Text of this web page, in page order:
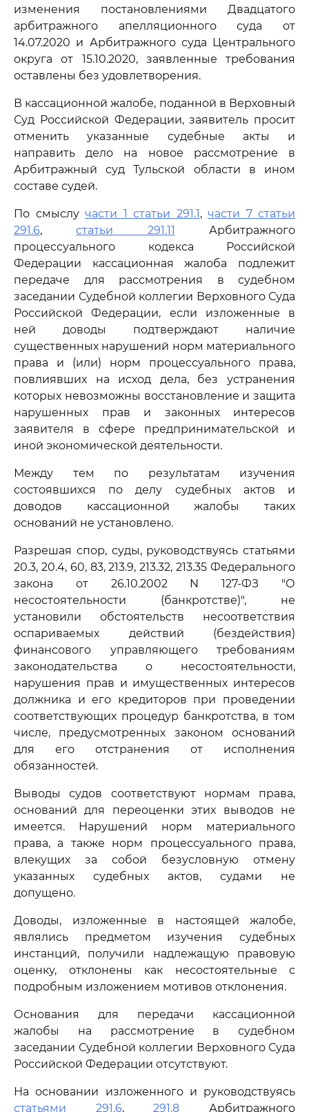
изменения постановлениями Двадцатого
арбитражного апелляционного суда от
14.07.2020 и Арбитражного суда Центрального
округа от 15.10.2020, заявленные требования
оставлены без удовлетворения.
В кассационной жалобе, поданной в Верховный
Суд Российской Федерации, заявитель просит
отменить указанные судебные акты и
направить дело на новое рассмотрение в
Арбитражный суд Тульской области в ином
составе судей.
По смыслу части 1 статьи 291.1, части 7 статьи
291.6,статьи 291.11 Арбитражного
процессуального кодекса Российской
Федерации кассационная жалоба подлежит
передаче для рассмотрения в судебном
заседании Судебной коллегии Верховного Суда
Российской Федерации, если изложенные в
ней доводы подтверждают наличие
существенных нарушений норм материального
права и (или) норм процессуального права,
повлиявших на исход дела, без устранения
которых невозможны восстановление и защита
нарушенных прав и законных интересов
заявителя в сфере предпринимательской и
иной экономической деятельности.
Между тем по результатам изучения
состоявшихся по делу судебных актов и
доводов кассационной жалобы таких
оснований не установлено.
Разрешая спор, суды, руководствуясь статьями
20.3, 20.4, 60, 83, 213.9, 213.32, 213.35 Федерального
закона от 26.10.2002 N 127-ФЗ "О
несостоятельности (банкротстве)", не
установили обстоятельств несоответствия
оспариваемых действий (бездействия)
финансового управляющего требованиям
законодательства о несостоятельности,
нарушения прав и имущественных интересов
должника и его кредиторов при проведении
соответствующих процедур банкротства, в том
числе, предусмотренных законом оснований
для его отстранения от исполнения
обязанностей.
Выводы судов соответствуют нормам права,
оснований для переоценки этих выводов не
имеется. Нарушений норм материального
права, а также норм процессуального права,
влекущих за собой безусловную отмену
указанных судебных актов, судами не
допущено.
Доводы, изложенные в настоящей жалобе,
являлись предметом изучения судебных
инстанций, получили надлежащую правовую
оценку, отклонены как несостоятельные с
подробным изложением мотивов отклонения.
Основания для передачи кассационной
жалобы на рассмотрение в судебном
заседании Судебной коллегии Верховного Суда
Российской Федерации отсутствуют.
На основании изложенного и руководствуясь
статьями 291.6,291.8 Арбитражного